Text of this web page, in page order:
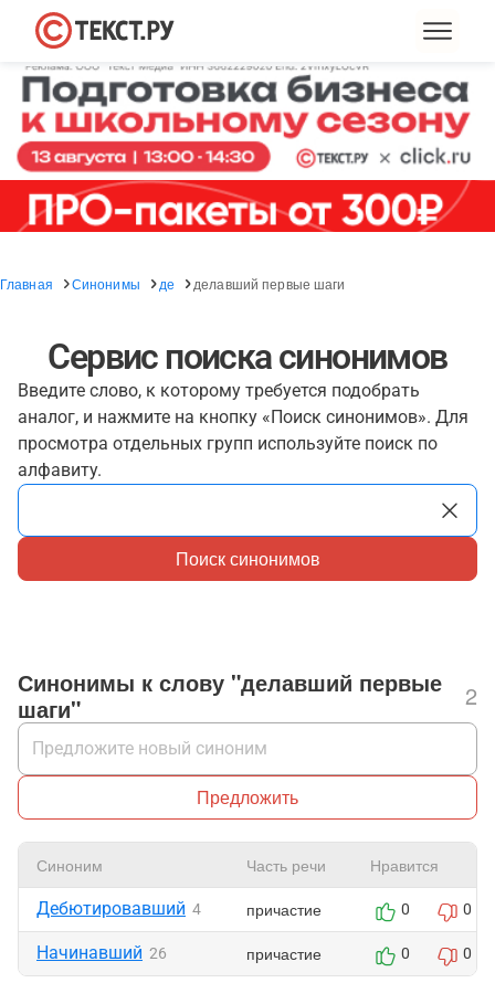
Главная Синонимы де делавший первые шаги
Сервис поиска синонимов
Введите слово, к которому требуется подобрать
аналог, и нажмите на кнопку «Поиск синонимов». Для
просмотра отдельных групп используйте поиск по
алфавиту.
Поиск синонимов
Синонимы к слову "делавший первые
шаги"
2
Предложить
Синоним Часть речи Нравится
Дебютировавший 4 причастие 0 0
Начинавший 26 причастие 0 0